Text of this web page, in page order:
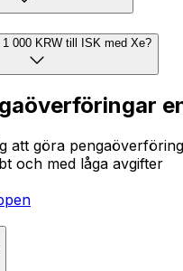
000 KRW till ISK med Xe?
att göra
och med låga avgifter